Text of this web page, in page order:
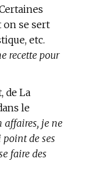
on se sert
etc.
recette pour
de La
le
affaires, je ne
point de ses
faire des